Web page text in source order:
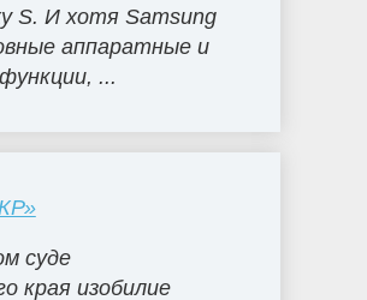
S. И хотя Samsung
аппаратные и
...
суде
края изобилие